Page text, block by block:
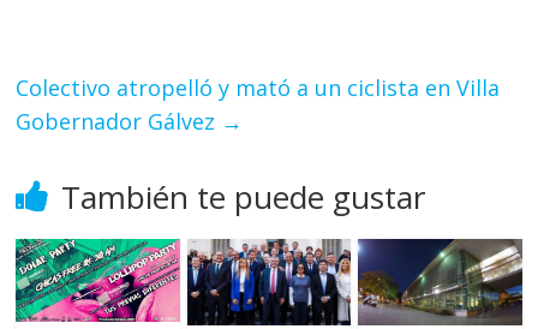
Colectivo atropelló y mató a un ciclista en Villa
Gobernador Gálvez →
También te puede gustar